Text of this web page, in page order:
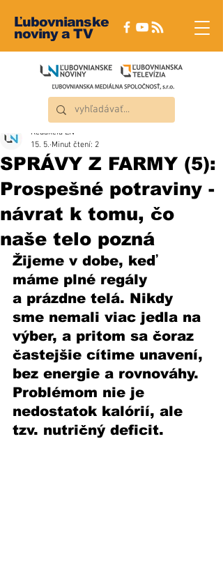
Ľubovnianske
noviny a TV
SPRÁVY Z FARMY (5):
Prospešné potraviny -
návrat k tomu, čo
naše telo pozná
Redakcia ĽN
15. 5. Minut čtení: 2
Žijeme v dobe, keď
máme plné regály
a prázdne telá. Nikdy
sme nemali viac jedla na
výber, a pritom sa čoraz
častejšie cítime unavení,
bez energie a rovnováhy.
Problémom nie je
nedostatok kalórií, ale
tzv. nutričný deficit.